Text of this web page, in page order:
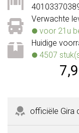
Verwachte
voor 21u
Huidige
4507
officiële Gira